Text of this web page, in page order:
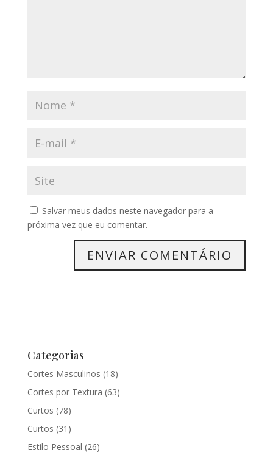
Salvar meus dados neste navegador para a
próxima vez que eu comentar.
Categorias
Cortes Masculinos (18)
Cortes por Textura (63)
Curtos (78)
Curtos (31)
Estilo Pessoal (26)